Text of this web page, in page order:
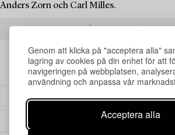
Genom att klicka på "acceptera alla"
lagring av cookies på din enhet för att
navigeringen på webbplatsen,
användning och anpassa vår
Acceptera alla
Anders Zorn och Carl Milles.